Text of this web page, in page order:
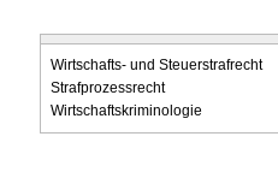
Wirtschafts- und Steuerstrafrecht
Strafprozessrecht
Wirtschaftskriminologie